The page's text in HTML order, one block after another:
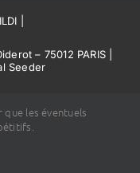
ILDI
– 75012 PARIS |
Seeder
les éventuels